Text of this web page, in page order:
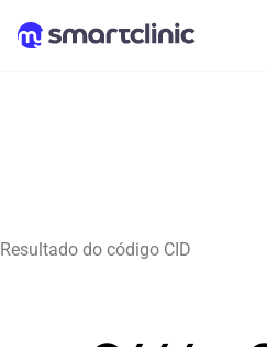
Resultado do código CID